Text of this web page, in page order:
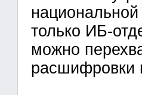
только ИБ-
можно
расшифровки